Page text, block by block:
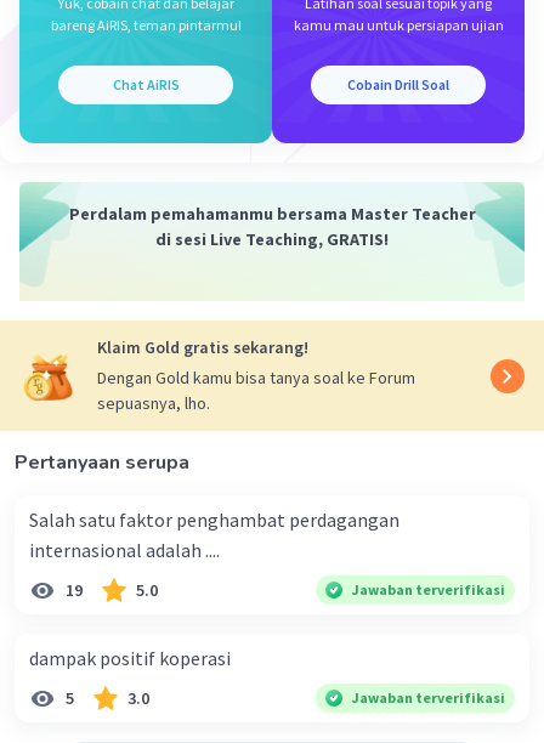
bareng AiRIS, teman pintarmu!
Chat AiRIS
kamu mau untuk persiapan ujian
Cobain Drill Soal
Perdalam pemahamanmu bersama Master Teacher
di sesi Live Teaching, GRATIS!
Klaim Gold gratis sekarang!
Dengan Gold kamu bisa tanya soal ke Forum
sepuasnya, lho.
Pertanyaan serupa
Salah satu faktor penghambat perdagangan
internasional adalah ....
19 5.0 Jawaban terverifikasi
dampak positif koperasi
5 3.0 Jawaban terverifikasi